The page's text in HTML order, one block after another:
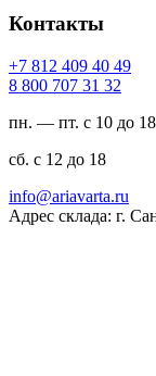
Контакты
94 04 904 218 7+
23 13 707 008 8
пн. — пт. с 10 до 18
сб. с 12 до 18
ur.atravaira@ofni
Адрес склада: г.